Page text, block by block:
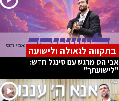
בתקווה לגאולה ולישועה
אבי הס מרגש עם סינגל חדש:
"לישועתך"